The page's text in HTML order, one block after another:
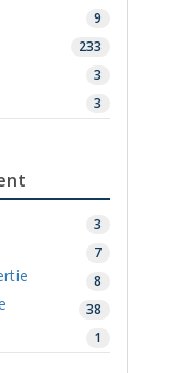
9
233
3
3
3
7
8
38
1